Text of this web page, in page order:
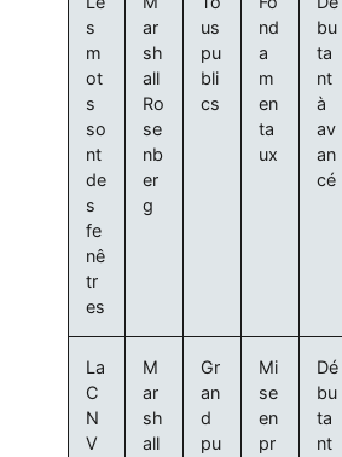
s
m
ot
s
so
nt
de
s
fe
nê
tr
es
ar
sh
all
Ro
se
nb
er
g
us
pu
bli
cs
nd
a
m
en
ta
ux
bu
ta
nt
à
av
an
cé
La
C
N
V
M
ar
sh
all
Gr
an
d
pu
Mi
se
en
pr
Dé
bu
ta
nt